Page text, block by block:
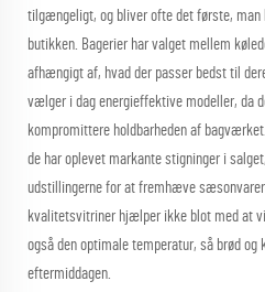
tilgængeligt, og bliver ofte det første,
butikken. Bagerier har valget mellem
afhængigt af, hvad der passer bedst til
vælger i dag energieffektive modeller, da
kompromittere holdbarheden af
de har oplevet markante stigninger i
udstillingerne for at fremhæve
kvalitetsvitriner hjælper ikke blot med at
også den optimale temperatur, så brød og
eftermiddagen.